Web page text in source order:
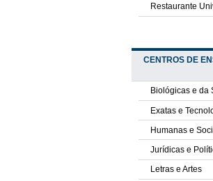
Restaurante
CENTROS DE
Biológicas e da
Exatas e
Humanas e
Jurídicas e
Letras e Artes